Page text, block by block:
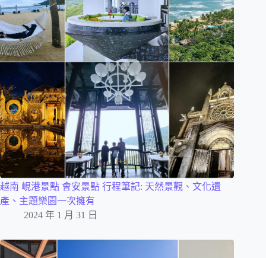
越南 峴港景點 會安景點 行程筆記: 天然景觀、文化遺
產、主題樂園一次擁有
2024 年 1 月 31 日